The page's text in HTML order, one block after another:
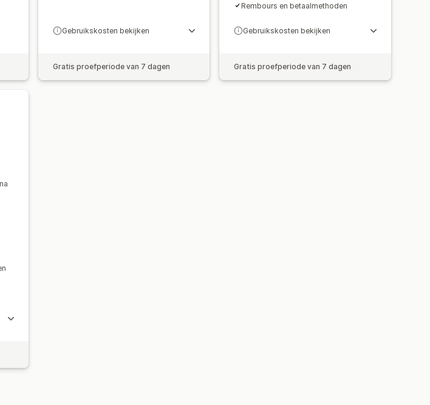
Gebruikskosten bekijken
Gratis proefperiode van 7 dagen
Rembours en betaalmethoden
Gebruikskosten bekijken
Gratis proefperiode van 7 dagen